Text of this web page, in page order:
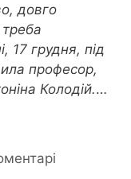
довго
17 грудня, під
професор,
Колодій.…